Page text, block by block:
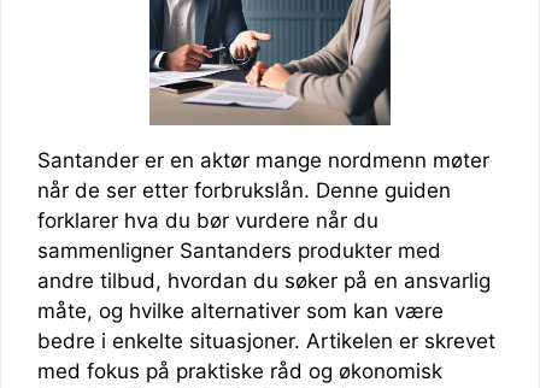
Santander er en aktør mange nordmenn møter
når de ser etter forbrukslån. Denne guiden
forklarer hva du bør vurdere når du
sammenligner Santanders produkter med
andre tilbud, hvordan du søker på en ansvarlig
måte, og hvilke alternativer som kan være
bedre i enkelte situasjoner. Artikelen er skrevet
med fokus på praktiske råd og økonomisk